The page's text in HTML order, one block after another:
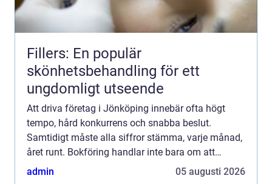
Fillers: En populär
skönhetsbehandling för ett
ungdomligt utseende
Att driva företag i Jönköping innebär ofta högt
tempo, hård konkurrens och snabba beslut.
Samtidigt måste alla siffror stämma, varje månad,
året runt. Bokföring handlar inte bara om att
f&oum...
admin 05 augusti 2026